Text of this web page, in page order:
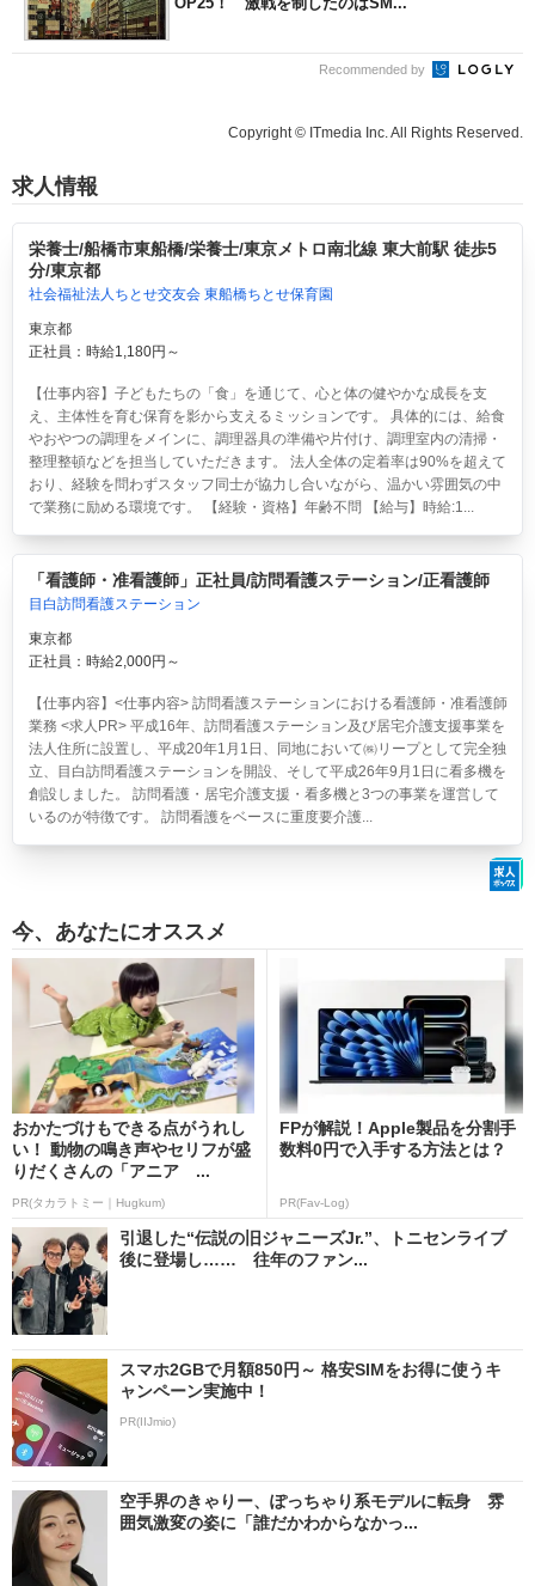
Recommended by
Copyright © ITmedia Inc. All Rights Reserved.
求人情報
栄養士/船橋市東船橋/栄養士/東京メトロ南北線 東大前駅 徒歩5
分/東京都
社会福祉法人ちとせ交友会 東船橋ちとせ保育園
東京都
正社員：時給1,180円～
【仕事内容】子どもたちの「食」を通じて、心と体の健やかな成長を支
え、主体性を育む保育を影から支えるミッションです。 具体的には、給食
やおやつの調理をメインに、調理器具の準備や片付け、調理室内の清掃・
整理整頓などを担当していただきます。 法人全体の定着率は90%を超えて
おり、経験を問わずスタッフ同士が協力し合いながら、温かい雰囲気の中
で業務に励める環境です。 【経験・資格】年齢不問 【給与】時給:1...
「看護師・准看護師」正社員/訪問看護ステーション/正看護師
目白訪問看護ステーション
東京都
正社員：時給2,000円～
【仕事内容】<仕事内容> 訪問看護ステーションにおける看護師・准看護師
業務 <求人PR> 平成16年、訪問看護ステーション及び居宅介護支援事業を
法人住所に設置し、平成20年1月1日、同地において㈱リープとして完全独
立、目白訪問看護ステーションを開設、そして平成26年9月1日に看多機を
創設しました。 訪問看護・居宅介護支援・看多機と3つの事業を運営して
いるのが特徴です。 訪問看護をベースに重度要介護...
今、あなたにオススメ
おかたづけもできる点がうれし
い！ 動物の鳴き声やセリフが盛
りだくさんの「アニア ...
PR(タカラトミー｜Hugkum)
FPが解説！Apple製品を分割手
数料0円で入手する方法とは？
PR(Fav-Log)
引退した“伝説の旧ジャニーズJr.”、トニセンライブ
後に登場し…… 往年のファン...
スマホ2GBで月額850円～ 格安SIMをお得に使うキ
ャンペーン実施中！
PR(IIJmio)
空手界のきゃりー、ぽっちゃり系モデルに転身 雰
囲気激変の姿に「誰だかわからなかっ...